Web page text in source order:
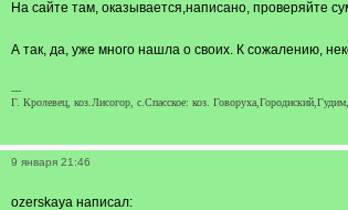
На сайте там, оказывается,написано, проверяйте
А так, да, уже много нашла о своих. К сожалению,
---
Г. Кролевец, коз.Лисогор, с.Спасское: коз.
9 января 21:46
ozerskaya написал: